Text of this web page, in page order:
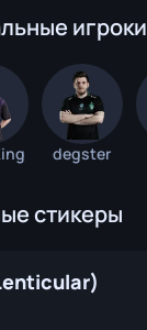
игроки
degster
стикеры